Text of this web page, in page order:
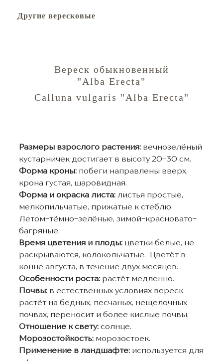
Другие вересковые
Вереск обыкновенный
"Alba Erecta"
Calluna vulgaris "Alba Erecta"
Размеры взрослого растения:вечнозелёный
кустарничек достигает в высоту 20-30 см.
Форма кроны: побеги направлены вверх,
крона густая, шаровидная.
Форма и окраска листа:листья простые,
мелкопильчатые, прижатые к стеблю.
Летом-тёмно-зелёные, зимой-красновато-
багряные.
Время цветения и плоды:цветки белые, не
раскрываются, колокольчатые. Цветёт в
конце августа, в течение двух месяцев.
Особенности роста: растёт медленно.
Почвы:в естественных условиях вереск
растёт на бедных, песчаных, нещелочных
почвах, переносит и более кислые почвы.
Отношение к свету:солнце.
Морозостойкость:морозостоек.
Применение в ландшафте:используется для